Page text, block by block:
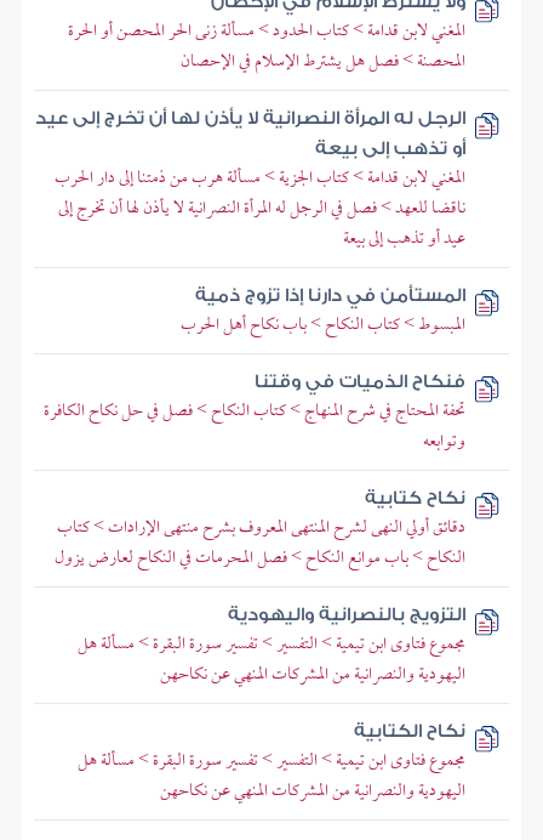
المغني لابن قدامة > كتاب الحدود > مسألة زنى الحر المحصن أو الحرة
المحصنة > فصل هل يشترط الإسلام في الإحصان
الرجل له المرأة النصرانية لا يأذن لها أن تخرج إلى عيد
أو تذهب إلى بيعة
المغني لابن قدامة > كتاب الجزية > مسألة هرب من ذمتنا إلى دار الحرب
ناقضا للعهد > فصل في الرجل له المرأة النصرانية لا يأذن لها أن تخرج إلى
عيد أو تذهب إلى بيعة
المستأمن في دارنا إذا تزوج ذمية
المبسوط > كتاب النكاح > باب نكاح أهل الحرب
فنكاح الذميات في وقتنا
تحفة المحتاج في شرح المنهاج > كتاب النكاح > فصل في حل نكاح الكافرة
وتوابعه
نكاح كتابية
دقائق أولي النهى لشرح المنتهى المعروف بشرح منتهى الإرادات > كتاب
النكاح > باب موانع النكاح > فصل المحرمات في النكاح لعارض يزول
التزويج بالنصرانية واليهودية
مجموع فتاوى ابن تيمية > التفسير > تفسير سورة البقرة > مسألة هل
اليهودية والنصرانية من المشركات المنهي عن نكاحهن
نكاح الكتابية
مجموع فتاوى ابن تيمية > التفسير > تفسير سورة البقرة > مسألة هل
اليهودية والنصرانية من المشركات المنهي عن نكاحهن